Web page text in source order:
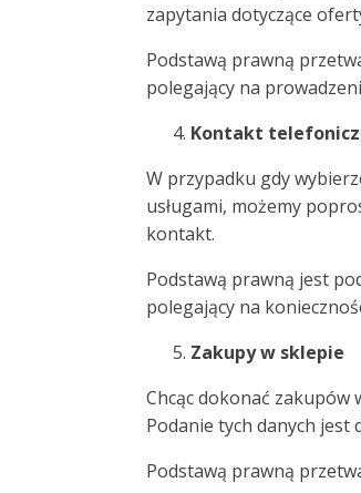
zapytania dotyczące
Podstawą prawną
polegający na
Kontakt
W przypadku gdy
usługami, możemy
kontakt.
Podstawą prawną jest
polegający na
Zakupy w sklepie
Chcąc dokonać zakupów
Podanie tych danych
Podstawą prawną